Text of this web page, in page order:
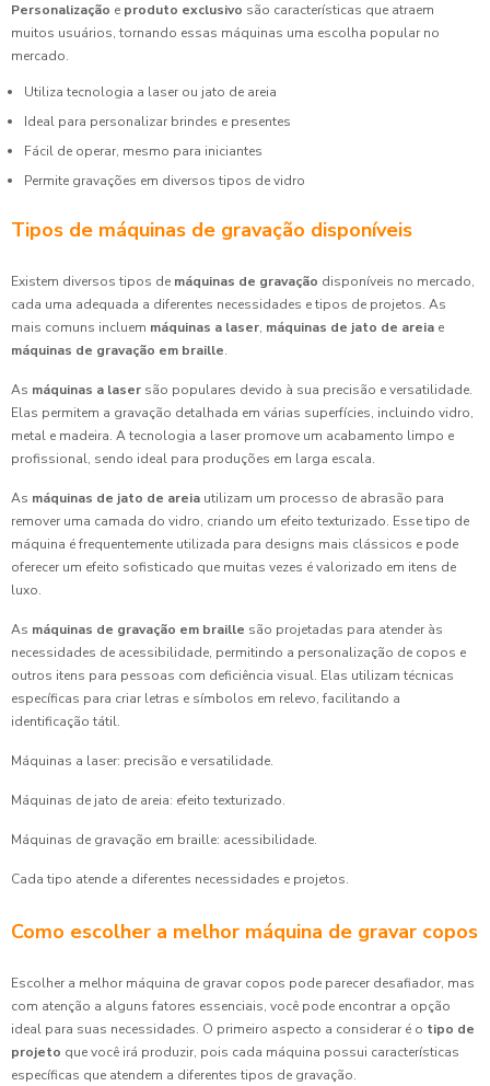
Personalização e produto exclusivo são características que atraem
muitos usuários, tornando essas máquinas uma escolha popular no
mercado.
Utiliza tecnologia a laser ou jato de areia
Ideal para personalizar brindes e presentes
Fácil de operar, mesmo para iniciantes
Permite gravações em diversos tipos de vidro
Tipos de máquinas de gravação disponíveis
Existem diversos tipos de máquinas de gravação disponíveis no mercado,
cada uma adequada a diferentes necessidades e tipos de projetos. As
mais comuns incluem máquinas a laser, máquinas de jato de areia e
máquinas de gravação em braille.
As máquinas a laser são populares devido à sua precisão e versatilidade.
Elas permitem a gravação detalhada em várias superfícies, incluindo vidro,
metal e madeira. A tecnologia a laser promove um acabamento limpo e
profissional, sendo ideal para produções em larga escala.
As máquinas de jato de areia utilizam um processo de abrasão para
remover uma camada do vidro, criando um efeito texturizado. Esse tipo de
máquina é frequentemente utilizada para designs mais clássicos e pode
oferecer um efeito sofisticado que muitas vezes é valorizado em itens de
luxo.
As máquinas de gravação em braille são projetadas para atender às
necessidades de acessibilidade, permitindo a personalização de copos e
outros itens para pessoas com deficiência visual. Elas utilizam técnicas
específicas para criar letras e símbolos em relevo, facilitando a
identificação tátil.
Máquinas a laser: precisão e versatilidade.
Máquinas de jato de areia: efeito texturizado.
Máquinas de gravação em braille: acessibilidade.
Cada tipo atende a diferentes necessidades e projetos.
Como escolher a melhor máquina de gravar copos
Escolher a melhor máquina de gravar copos pode parecer desafiador, mas
com atenção a alguns fatores essenciais, você pode encontrar a opção
ideal para suas necessidades. O primeiro aspecto a considerar é o tipo de
projeto que você irá produzir, pois cada máquina possui características
específicas que atendem a diferentes tipos de gravação.